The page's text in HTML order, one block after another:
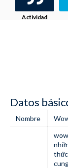
Actividad
Datos
Nombre
thức